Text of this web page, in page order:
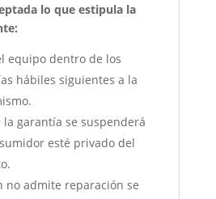
lo que estipula la
equipo dentro de los
hábiles siguientes a la
la garantía se suspenderá
esté privado del
no admite reparación se